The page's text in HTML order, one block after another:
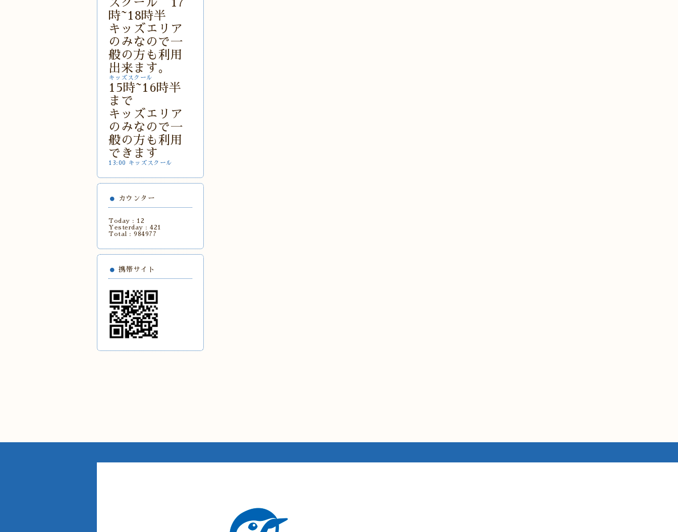
スクール 17
時~18時半
キッズエリア
のみなので一
般の方も利用
出来ます。
キッズスクール
15時~16時半
まで
キッズエリア
のみなので一
般の方も利用
できます
13:00 キッズスクール
カウンター
Today : 12
Yesterday : 421
Total : 984977
携帯サイト